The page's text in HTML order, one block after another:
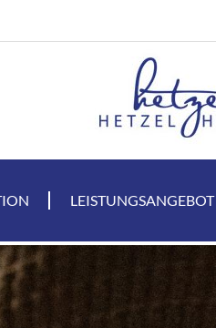
LEISTUNGSANGEBOT